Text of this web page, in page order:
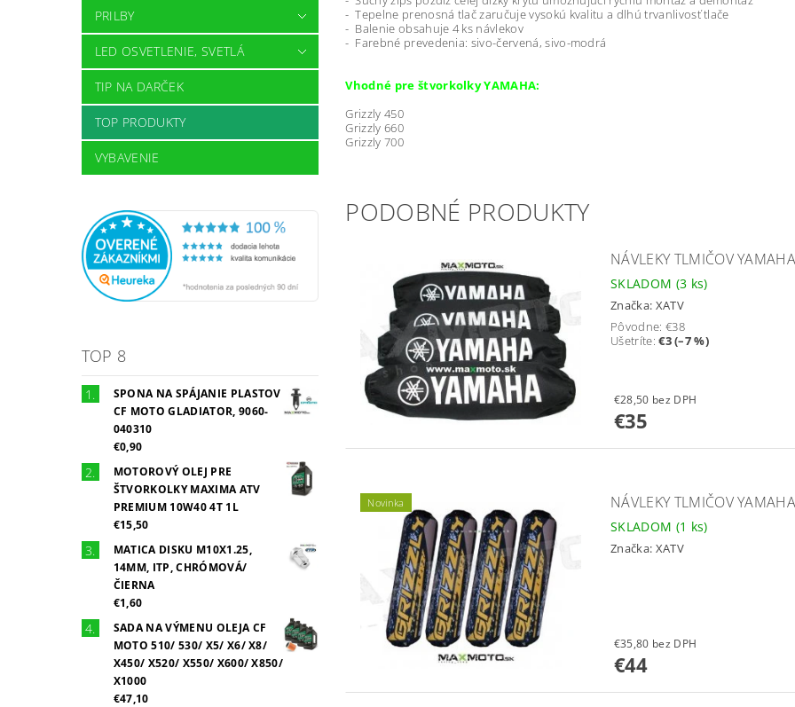
PRILBY
LED OSVETLENIE, SVETLÁ
TIP NA DARČEK
TOP PRODUKTY
VYBAVENIE
TOP 8
SPONA NA SPÁJANIE PLASTOV
CF MOTO GLADIATOR, 9060-
040310
€0,90
MOTOROVÝ OLEJ PRE
ŠTVORKOLKY MAXIMA ATV
PREMIUM 10W40 4T 1L
€15,50
MATICA DISKU M10X1.25,
14MM, ITP, CHRÓMOVÁ/
ČIERNA
€1,60
SADA NA VÝMENU OLEJA CF
MOTO 510/ 530/ X5/ X6/ X8/
X450/ X520/ X550/ X600/ X850/
X1000
€47,10
- Tepelne prenosná tlač zaručuje vysokú kvalitu a dlhú trvanlivosť tlače
- Balenie obsahuje 4 ks návlekov
- Farebné prevedenia: sivo-červená, sivo-modrá
Vhodné pre štvorkolky YAMAHA:
Grizzly 450
Grizzly 660
Grizzly 700
PODOBNÉ PRODUKTY
NÁVLEKY TLMIČOV
SKLADOM (3 ks)
Značka: XATV
Pôvodne: €38
Ušetríte:€3 (–7 %)
€28,50 bez DPH
€35
Novinka NÁVLEKY TLMIČOV
SKLADOM (1 ks)
Značka: XATV
€35,80 bez DPH
€44